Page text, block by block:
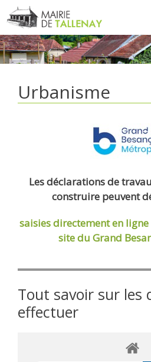
Aller
au
contenu
Urbanisme
Les déclarations de
construire peuvent
saisies directement en ligne
site du Grand
Tout savoir sur les
effectuer